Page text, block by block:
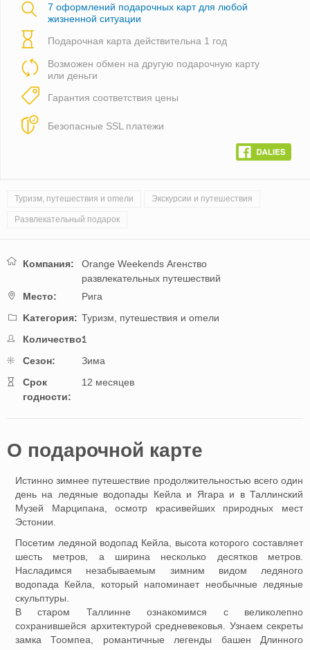
7 оформлений подарочных карт для любой
жизненной ситуации
Подарочная карта действительна 1 год
Возможен обмен на другую подарочную карту
или деньги
Гарантия соответствия цены
Безопасные SSL платежи
Туризм, путешествия и оmели Экскурсии и путешествия
Развлекательный подарок
Компания:
Orange Weekends Агенство
развлекательных путешествий
Mестo:
Рига
Kатегория: Туризм, путешествия и оmели
Количество:1
Cезон:
Зима
Cрок
годности:
12 месяцев
O подарочной картe
Истинно зимнее путешествие продолжительностью всего один
день на ледяные водопады Кейла и Ягара и в Таллинский
Музей Марципана, осмотр красивейших природных мест
Эстонии.
Посетим ледяной водопад Кейла, высота которого составляет
шесть метров, а ширина несколько десятков метров.
Насладимся незабываемым зимним видом ледяного
водопада Кейла, который напоминает необычные ледяные
скульптуры.
В старом Таллинне ознакомимся с великолепно
сохранившейся архитектурой средневековья. Узнаем секреты
замка Тоомпеа, романтичные легенды башен Длинного